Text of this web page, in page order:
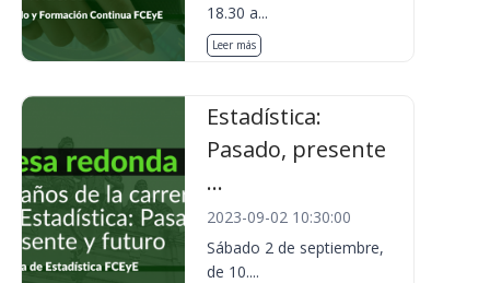
18.30 a...
Leer más
Estadística:
Pasado, presente
...
2023-09-02 10:30:00
Sábado 2 de septiembre,
de 10....